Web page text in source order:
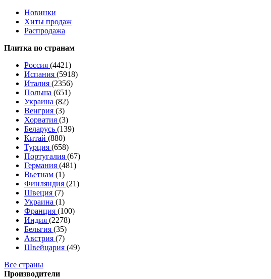
Новинки
Хиты продаж
Распродажа
Плитка по странам
Россия (4421)
Испания (5918)
Италия (2356)
Польша (651)
Украина (82)
Венгрия (3)
Хорватия (3)
Беларусь (139)
Китай (880)
Турция (658)
Португалия (67)
Германия (481)
Вьетнам (1)
Финляндия (21)
Швеция (7)
Украина (1)
Франция (100)
Индия (2278)
Бельгия (35)
Австрия (7)
Швейцария (49)
Все страны
Производители